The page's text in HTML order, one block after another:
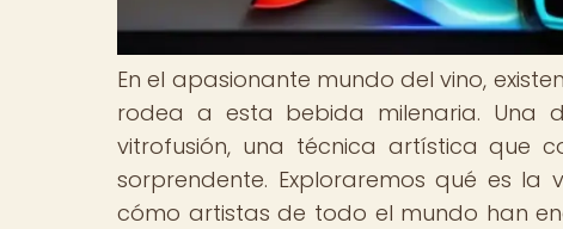
En el apasionante mundo del vino,
rodea a esta bebida milenaria. Una
vitrofusión, una técnica artística que
sorprendente. Exploraremos qué es
cómo artistas de todo el mundo han